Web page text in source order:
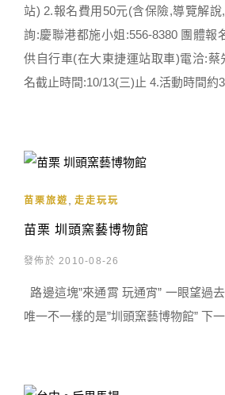
站) 2.報名費用50元(含保險,導覽解
詢:慶聯港都施小姐:556-8380 團體報
供自行車(在大東捷運站取車)電洽:蔡
名截止時間:10/13(三)止 4.活動時間
苗栗旅遊 走走玩玩
苗栗 圳頭窯藝博物館
發佈於 2010-08-26
路邊這塊”來通霄 玩通宵” 一眼望過
唯一不一樣的是”圳頭窯藝博物館” 下